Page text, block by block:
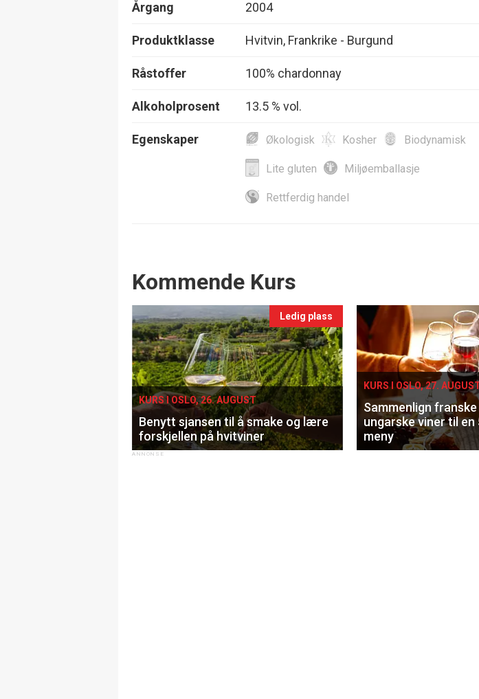
Årgang 2004
Produktklasse Hvitvin, Frankrike - Burgund
Råstoffer 100% chardonnay
Alkoholprosent 13.5 % vol.
Egenskaper Økologisk Kosher Biodynamisk
Lite gluten Miljøemballasje
Rettferdig handel
Events
Kommende Kurs
Ledig plass
KURS I OSLO, 26. AUGUST
Benytt sjansen til å smake og lære
forskjellen på hvitviner
KURS I OSLO, 27.
Sammenlign
ungarske viner til
meny